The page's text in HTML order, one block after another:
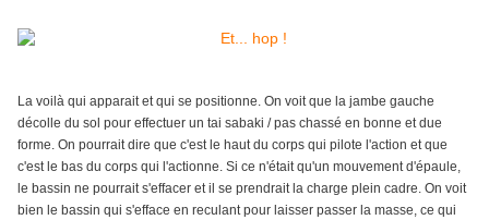
La voilà qui apparait et qui se positionne. On voit que la jambe gauche
décolle du sol pour effectuer un tai sabaki / pas chassé en bonne et due
forme. On pourrait dire que c'est le haut du corps qui pilote l'action et que
c'est le bas du corps qui l'actionne. Si ce n'était qu'un mouvement d'épaule,
le bassin ne pourrait s'effacer et il se prendrait la charge plein cadre. On voit
bien le bassin qui s'efface en reculant pour laisser passer la masse, ce qui